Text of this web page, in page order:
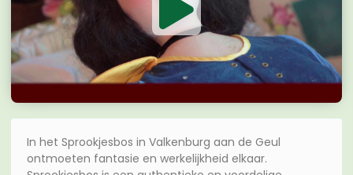
In het Sprookjesbos in Valkenburg aan de Geul
ontmoeten fantasie en werkelijkheid elkaar.